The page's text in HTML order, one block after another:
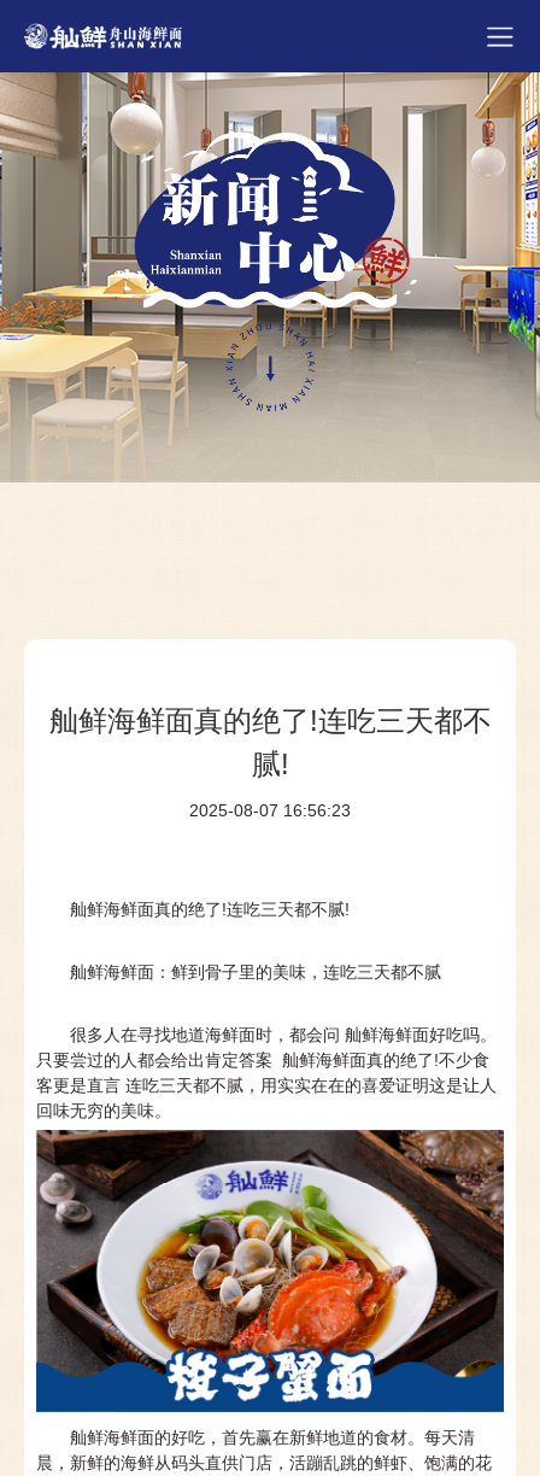
舢鲜海鲜面真的绝了!连吃三天都不
腻!
2025-08-07 16:56:23
舢鲜海鲜面真的绝了!连吃三天都不腻!
舢鲜海鲜面：鲜到骨子里的美味，连吃三天都不腻
很多人在寻找地道海鲜面时，都会问 舢鲜海鲜面好吃吗。
只要尝过的人都会给出肯定答案 舢鲜海鲜面真的绝了!不少食
客更是直言 连吃三天都不腻，用实实在在的喜爱证明这是让人
回味无穷的美味。
舢鲜海鲜面的好吃，首先赢在新鲜地道的食材。每天清
晨，新鲜的海鲜从码头直供门店，活蹦乱跳的鲜虾、饱满的花